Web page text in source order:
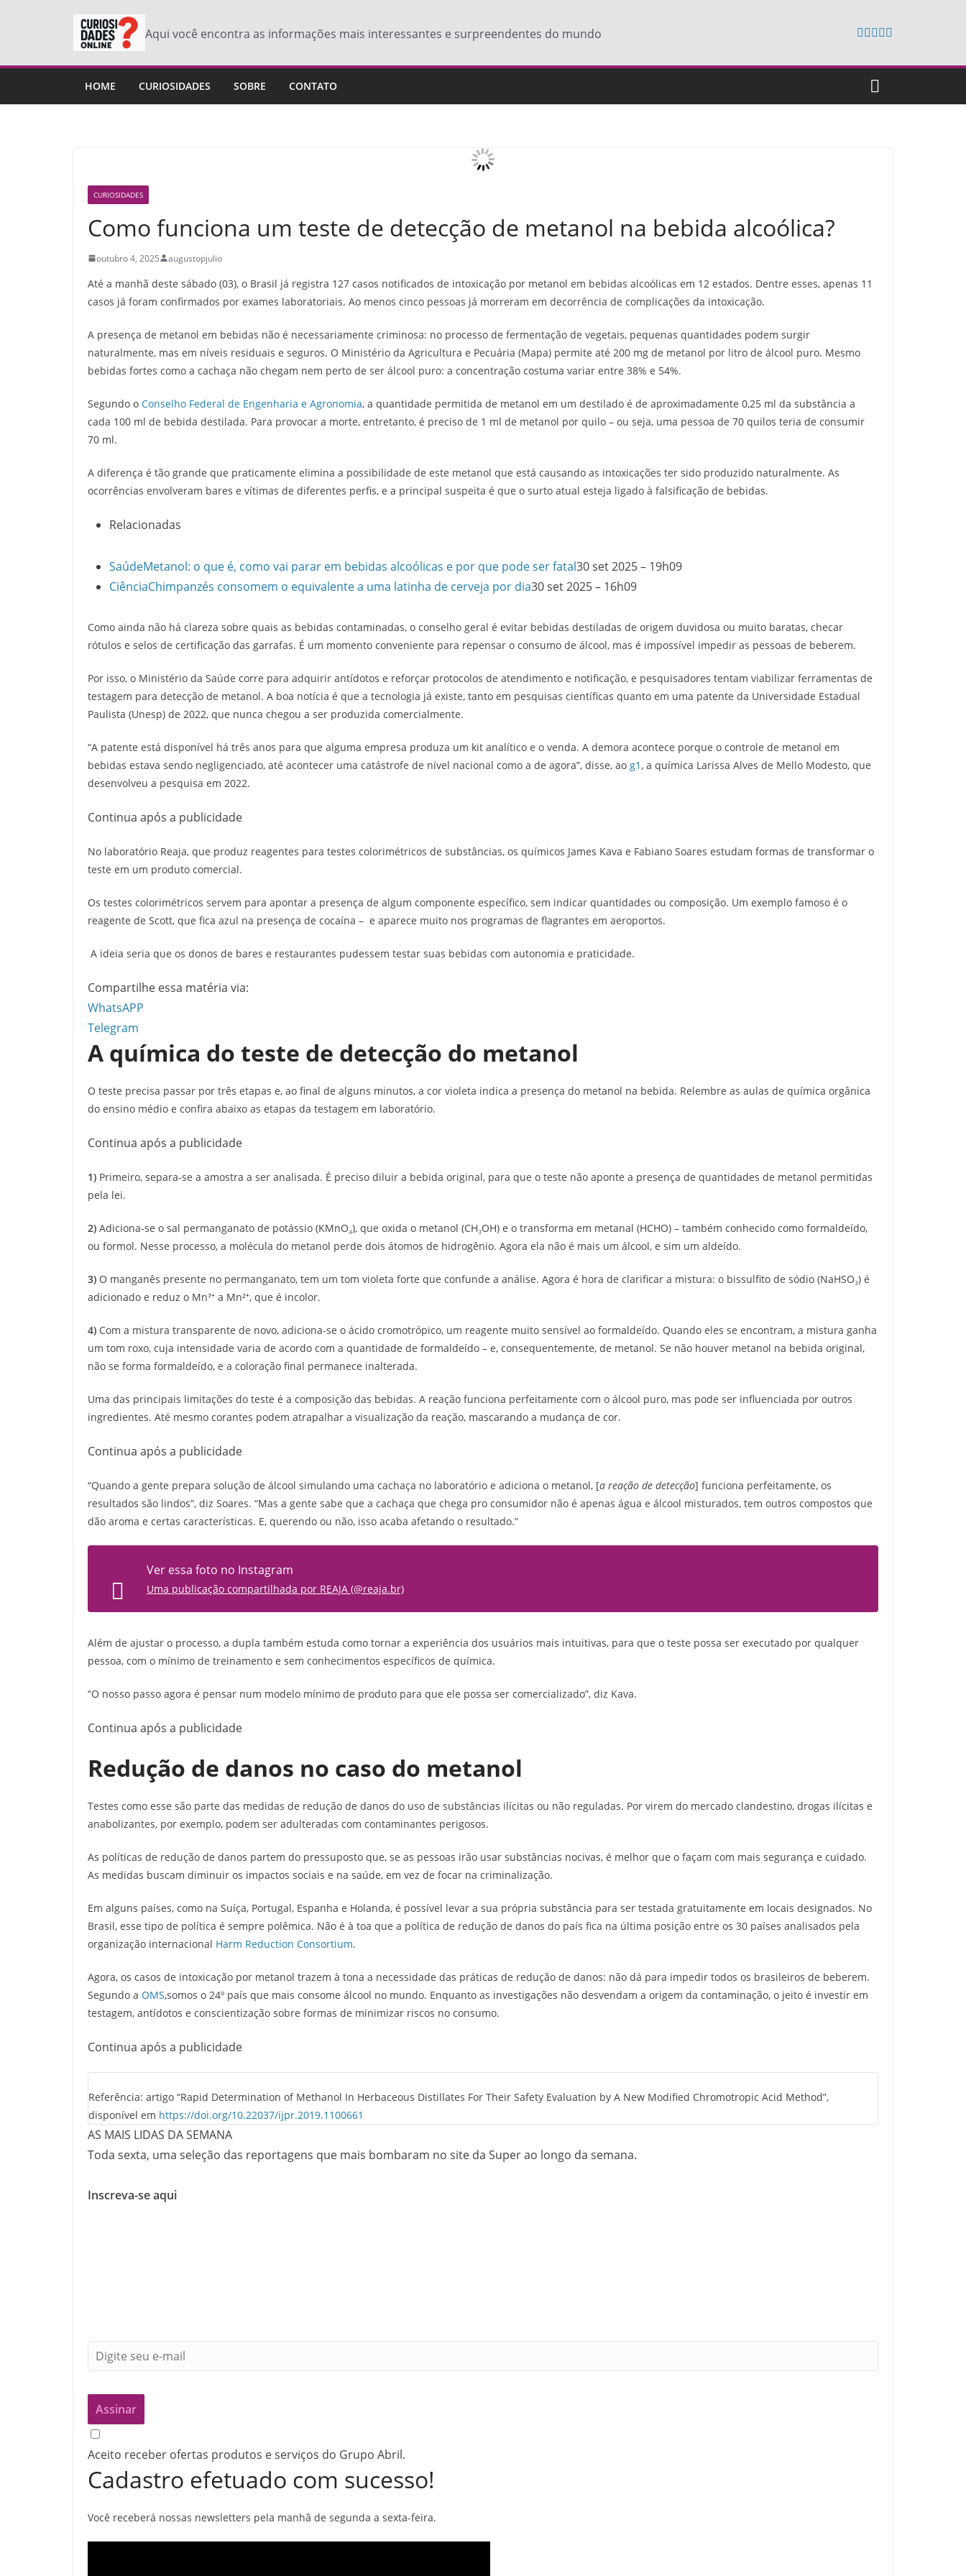
conteúdo
Aqui você encontra as informações mais interessantes e surpreendentes do mundo
HOME CURIOSIDADES SOBRE CONTATO
CURIOSIDADES
Como funciona um teste de detecção de metanol na bebida alcoólica?
outubro 4, 2025 augustopjulio
Até a manhã deste sábado (03), o Brasil já registra 127 casos notificados de intoxicação por metanol em bebidas alcoólicas em 12 estados. Dentre esses, apenas 11
casos já foram confirmados por exames laboratoriais. Ao menos cinco pessoas já morreram em decorrência de complicações da intoxicação.
A presença de metanol em bebidas não é necessariamente criminosa: no processo de fermentação de vegetais, pequenas quantidades podem surgir
naturalmente, mas em níveis residuais e seguros. O Ministério da Agricultura e Pecuária (Mapa) permite até 200 mg de metanol por litro de álcool puro. Mesmo
bebidas fortes como a cachaça não chegam nem perto de ser álcool puro: a concentração costuma variar entre 38% e 54%.
Segundo o Conselho Federal de Engenharia e Agronomia, a quantidade permitida de metanol em um destilado é de aproximadamente 0,25 ml da substância a
cada 100 ml de bebida destilada. Para provocar a morte, entretanto, é preciso de 1 ml de metanol por quilo – ou seja, uma pessoa de 70 quilos teria de consumir
70 ml.
A diferença é tão grande que praticamente elimina a possibilidade de este metanol que está causando as intoxicações ter sido produzido naturalmente. As
ocorrências envolveram bares e vítimas de diferentes perfis, e a principal suspeita é que o surto atual esteja ligado à falsificação de bebidas.
Relacionadas
SaúdeMetanol: o que é, como vai parar em bebidas alcoólicas e por que pode ser fatal30 set 2025 – 19h09
CiênciaChimpanzés consomem o equivalente a uma latinha de cerveja por dia30 set 2025 – 16h09
Como ainda não há clareza sobre quais as bebidas contaminadas, o conselho geral é evitar bebidas destiladas de origem duvidosa ou muito baratas, checar
rótulos e selos de certificação das garrafas. É um momento conveniente para repensar o consumo de álcool, mas é impossível impedir as pessoas de beberem.
Por isso, o Ministério da Saúde corre para adquirir antídotos e reforçar protocolos de atendimento e notificação, e pesquisadores tentam viabilizar ferramentas de
testagem para detecção de metanol. A boa notícia é que a tecnologia já existe, tanto em pesquisas científicas quanto em uma patente da Universidade Estadual
Paulista (Unesp) de 2022, que nunca chegou a ser produzida comercialmente.
“A patente está disponível há três anos para que alguma empresa produza um kit analítico e o venda. A demora acontece porque o controle de metanol em
bebidas estava sendo negligenciado, até acontecer uma catástrofe de nível nacional como a de agora”, disse, ao g1, a química Larissa Alves de Mello Modesto, que
desenvolveu a pesquisa em 2022.
Continua após a publicidade
No laboratório Reaja, que produz reagentes para testes colorimétricos de substâncias, os químicos James Kava e Fabiano Soares estudam formas de transformar o
teste em um produto comercial.
Os testes colorimétricos servem para apontar a presença de algum componente específico, sem indicar quantidades ou composição. Um exemplo famoso é o
reagente de Scott, que fica azul na presença de cocaína – e aparece muito nos programas de flagrantes em aeroportos.
A ideia seria que os donos de bares e restaurantes pudessem testar suas bebidas com autonomia e praticidade.
Compartilhe essa matéria via:
WhatsAPP
Telegram
A química do teste de detecção do metanol
O teste precisa passar por três etapas e, ao final de alguns minutos, a cor violeta indica a presença do metanol na bebida. Relembre as aulas de química orgânica
do ensino médio e confira abaixo as etapas da testagem em laboratório.
Continua após a publicidade
1) Primeiro, separa-se a amostra a ser analisada. É preciso diluir a bebida original, para que o teste não aponte a presença de quantidades de metanol permitidas
pela lei.
2) Adiciona-se o sal permanganato de potássio (KMnO₄), que oxida o metanol (CH₃OH) e o transforma em metanal (HCHO) – também conhecido como formaldeído,
ou formol. Nesse processo, a molécula do metanol perde dois átomos de hidrogênio. Agora ela não é mais um álcool, e sim um aldeído.
3) O manganês presente no permanganato, tem um tom violeta forte que confunde a análise. Agora é hora de clarificar a mistura: o bissulfito de sódio (NaHSO₃) é
adicionado e reduz o Mn⁷⁺ a Mn²⁺, que é incolor.
4) Com a mistura transparente de novo, adiciona-se o ácido cromotrópico, um reagente muito sensível ao formaldeído. Quando eles se encontram, a mistura ganha
um tom roxo, cuja intensidade varia de acordo com a quantidade de formaldeído – e, consequentemente, de metanol. Se não houver metanol na bebida original,
não se forma formaldeído, e a coloração final permanece inalterada.
Uma das principais limitações do teste é a composição das bebidas. A reação funciona perfeitamente com o álcool puro, mas pode ser influenciada por outros
ingredientes. Até mesmo corantes podem atrapalhar a visualização da reação, mascarando a mudança de cor.
Continua após a publicidade
“Quando a gente prepara solução de álcool simulando uma cachaça no laboratório e adiciona o metanol, [a reação de detecção] funciona perfeitamente, os
resultados são lindos”, diz Soares. “Mas a gente sabe que a cachaça que chega pro consumidor não é apenas água e álcool misturados, tem outros compostos que
dão aroma e certas características. E, querendo ou não, isso acaba afetando o resultado.”
Ver essa foto no Instagram
Uma publicação compartilhada por REAJA (@reaja.br)
Além de ajustar o processo, a dupla também estuda como tornar a experiência dos usuários mais intuitivas, para que o teste possa ser executado por qualquer
pessoa, com o mínimo de treinamento e sem conhecimentos específicos de química.
“O nosso passo agora é pensar num modelo mínimo de produto para que ele possa ser comercializado”, diz Kava.
Continua após a publicidade
Redução de danos no caso do metanol
Testes como esse são parte das medidas de redução de danos do uso de substâncias ilícitas ou não reguladas. Por virem do mercado clandestino, drogas ilícitas e
anabolizantes, por exemplo, podem ser adulteradas com contaminantes perigosos.
As políticas de redução de danos partem do pressuposto que, se as pessoas irão usar substâncias nocivas, é melhor que o façam com mais segurança e cuidado.
As medidas buscam diminuir os impactos sociais e na saúde, em vez de focar na criminalização.
Em alguns países, como na Suíça, Portugal, Espanha e Holanda, é possível levar a sua própria substância para ser testada gratuitamente em locais designados. No
Brasil, esse tipo de política é sempre polêmica. Não é à toa que a política de redução de danos do país fica na última posição entre os 30 países analisados pela
organização internacional Harm Reduction Consortium.
Agora, os casos de intoxicação por metanol trazem à tona a necessidade das práticas de redução de danos: não dá para impedir todos os brasileiros de beberem.
Segundo a OMS,somos o 24º país que mais consome álcool no mundo. Enquanto as investigações não desvendam a origem da contaminação, o jeito é investir em
testagem, antídotos e conscientização sobre formas de minimizar riscos no consumo.
Continua após a publicidade
Referência: artigo “Rapid Determination of Methanol In Herbaceous Distillates For Their Safety Evaluation by A New Modified Chromotropic Acid Method”,
disponível em https://doi.org/10.22037/ijpr.2019.1100661
AS MAIS LIDAS DA SEMANA
Toda sexta, uma seleção das reportagens que mais bombaram no site da Super ao longo da semana.
Inscreva-se aqui
Aceito receber ofertas produtos e serviços do Grupo Abril.
Cadastro efetuado com sucesso!
Você receberá nossas newsletters pela manhã de segunda a sexta-feira.